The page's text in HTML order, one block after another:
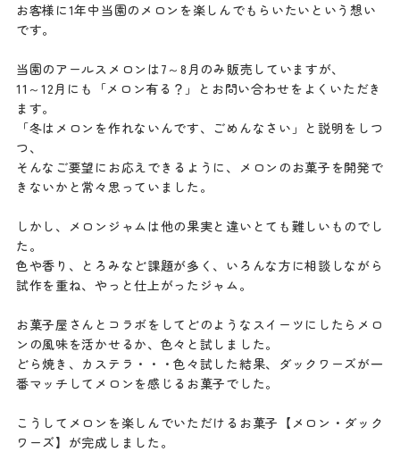
お客様に1年中当園のメロンを楽しんでもらいたいという想い
です。
当園のアールスメロンは7～8月のみ販売していますが、
11～12月にも「メロン有る？」とお問い合わせをよくいただき
ます。
「冬はメロンを作れないんです、ごめんなさい」と説明をしつ
つ、
そんなご要望にお応えできるように、メロンのお菓子を開発で
きないかと常々思っていました。
しかし、メロンジャムは他の果実と違いとても難しいものでし
た。
色や香り、とろみなど課題が多く、いろんな方に相談しながら
試作を重ね、やっと仕上がったジャム。
お菓子屋さんとコラボをしてどのようなスイーツにしたらメロ
ンの風味を活かせるか、色々と試しました。
どら焼き、カステラ・・・色々試した結果、ダックワーズが一
番マッチしてメロンを感じるお菓子でした。
こうしてメロンを楽しんでいただけるお菓子【メロン・ダック
ワーズ】が完成しました。